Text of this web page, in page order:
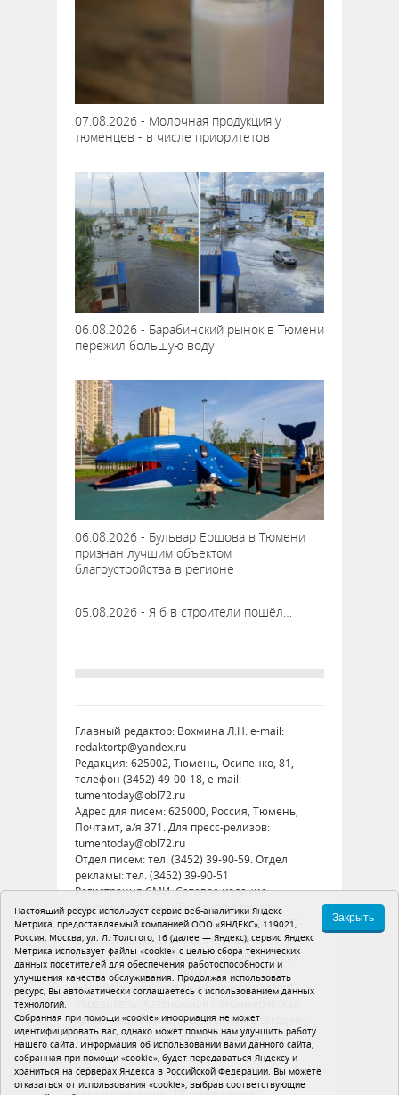
07.08.2026 - Молочная продукция у
тюменцев - в числе приоритетов
06.08.2026 - Барабинский рынок в Тюмени
пережил большую воду
06.08.2026 - Бульвар Ершова в Тюмени
признан лучшим объектом
благоустройства в регионе
05.08.2026 - Я б в строители пошёл…
Главный редактор: Вохмина Л.Н. e-mail:
redaktortp@yandex.ru
Редакция: 625002, Тюмень, Осипенко, 81,
телефон (3452) 49-00-18, e-mail:
tumentoday@obl72.ru
Адрес для писем: 625000, Россия, Тюмень,
Почтамт, а/я 371. Для пресс-релизов:
tumentoday@obl72.ru
Отдел писем: тел. (3452) 39-90-59. Отдел
рекламы: тел. (3452) 39-90-51
Регистрация СМИ: Сетевое издание
«Интернет-газета «Тюменская правда»,
регистрационный номер СМИ Эл № ФС77-
86575 от 26 декабря 2023 г. выдано
Федеральной службой по надзору в сфере
связи, информационных технологий и
массовых коммуникаций (Роскомнадзор)
организация «Тюменская область сегодня»
Политика оператора Устав редакции
16+
Настоящий ресурс использует сервис веб-аналитики Яндекс
Метрика, предоставляемый компанией ООО «ЯНДЕКС», 119021,
Россия, Москва, ул. Л. Толстого, 16 (далее — Яндекс), сервис Яндекс
Метрика использует файлы «cookie» с целью сбора технических
данных посетителей для обеспечения работоспособности и
улучшения качества обслуживания. Продолжая использовать
ресурс, Вы автоматически соглашаетесь с использованием данных
технологий.
Собранная при помощи «cookie» информация не может
идентифицировать вас, однако может помочь нам улучшить работу
нашего сайта. Информация об использовании вами данного сайта,
собранная при помощи «cookie», будет передаваться Яндексу и
храниться на серверах Яндекса в Российской Федерации. Вы можете
отказаться от использования «cookie», выбрав соответствующие
Закрыть